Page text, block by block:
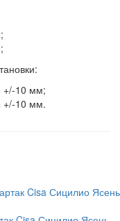
+/-10 мм;
+/-10 мм.